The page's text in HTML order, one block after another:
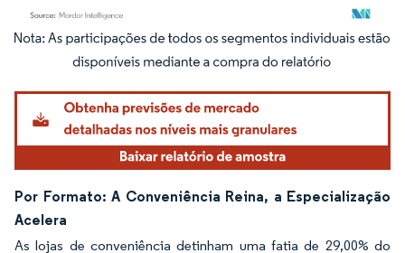
Imagem © Mordor Intelligence. O reuso requer atribuição conforme CC BY 4.0.
Por Formato: A Conveniência Reina, a Especialização
Acelera
As lojas de conveniência detinham uma fatia de 29,00% do